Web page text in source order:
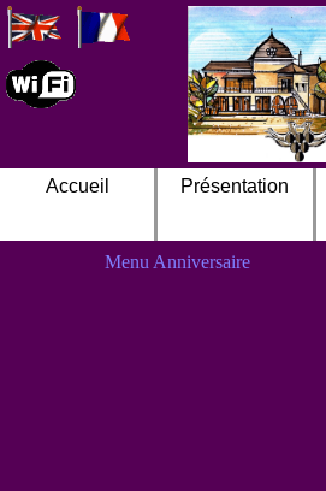
Accueil Présentation
Menu Anniversaire